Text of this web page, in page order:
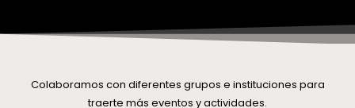
Colaboramos con diferentes grupos e instituciones para
traerte más eventos y actividades.